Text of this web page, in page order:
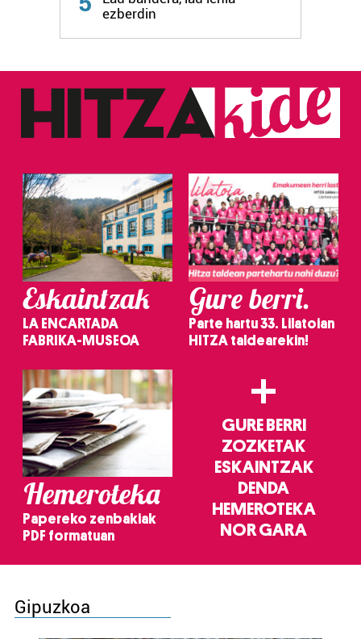
ezberdin
Eskaintzak
LA ENCARTADA
FABRIKA-MUSEOA
Gure berri.
Parte hartu 33. Lilatoian
HITZA taldearekin!
Hemeroteka
Papereko zenbakiak
PDF formatuan
+
GURE BERRI
ZOZKETAK
ESKAINTZAK
DENDA
HEMEROTEKA
NOR GARA
Gipuzkoa